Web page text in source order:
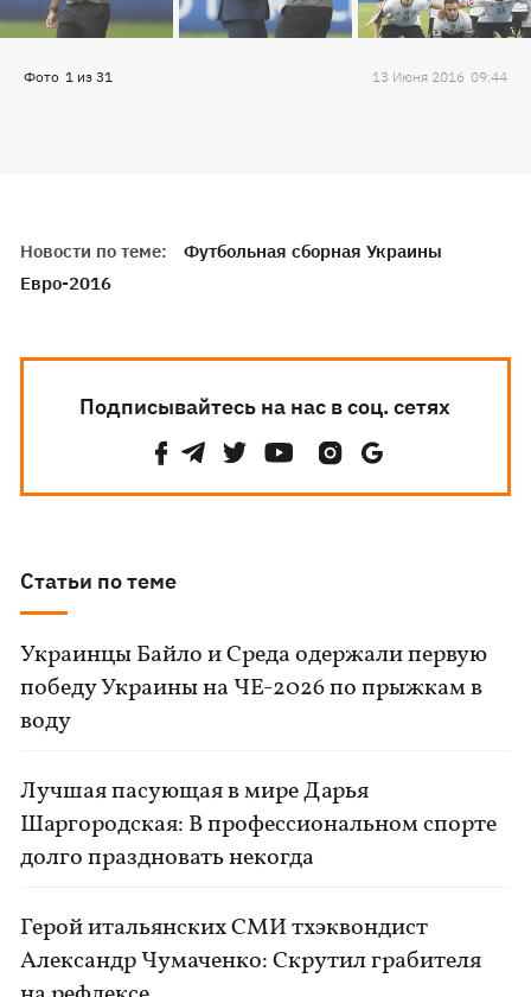
Фото 1 из 31 13 Июня 2016 09:44
Новости по теме:
Футбольная сборная Украины
Евро-2016
Подписывайтесь на нас в соц. сетях
Статьи по теме
Украинцы Байло и Среда одержали первую
победу Украины на ЧЕ-2026 по прыжкам в
воду
Лучшая пасующая в мире Дарья
Шаргородская: В профессиональном спорте
долго праздновать некогда
Герой итальянских СМИ тхэквондист
Александр Чумаченко: Скрутил грабителя